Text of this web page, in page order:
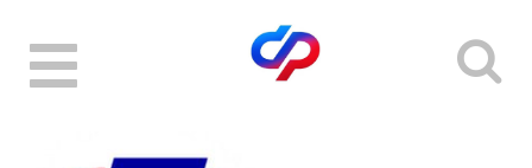
Toggle
navigation